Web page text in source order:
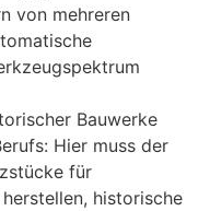
von mehreren
Bauwerke
Hier muss der
für
historische